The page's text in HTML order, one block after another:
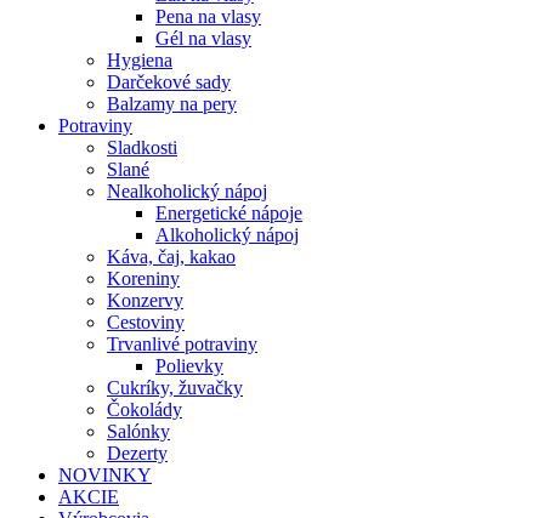
Pena na vlasy
Gél na vlasy
Hygiena
Darčekové sady
Balzamy na pery
Potraviny
Sladkosti
Slané
Nealkoholický nápoj
Energetické nápoje
Alkoholický nápoj
Káva, čaj, kakao
Koreniny
Konzervy
Cestoviny
Trvanlivé potraviny
Polievky
Cukríky, žuvačky
Čokolády
Salónky
Dezerty
NOVINKY
AKCIE